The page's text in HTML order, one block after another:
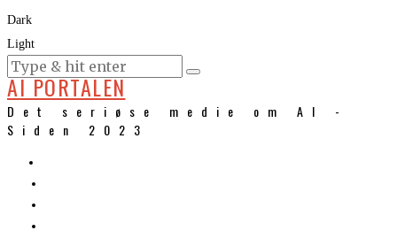
Dark
Light
KURSER
AI PORTALEN
Det seriøse medie om AI -
Siden 2023